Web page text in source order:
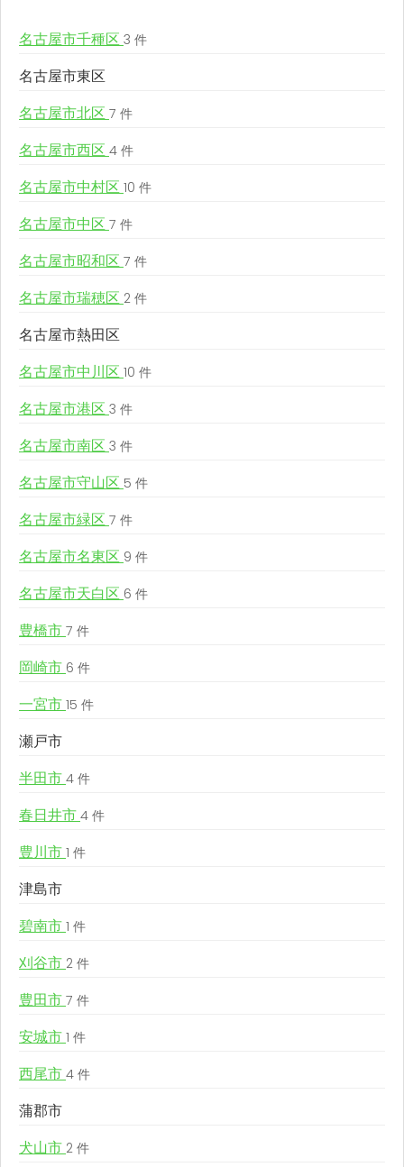
名古屋市千種区 3 件
名古屋市東区
名古屋市北区 7 件
名古屋市西区 4 件
名古屋市中村区 10 件
名古屋市中区 7 件
名古屋市昭和区 7 件
名古屋市瑞穂区 2 件
名古屋市熱田区
名古屋市中川区 10 件
名古屋市港区 3 件
名古屋市南区 3 件
名古屋市守山区 5 件
名古屋市緑区 7 件
名古屋市名東区 9 件
名古屋市天白区 6 件
豊橋市 7 件
岡崎市 6 件
一宮市 15 件
瀬戸市
半田市 4 件
春日井市 4 件
豊川市 1 件
津島市
碧南市 1 件
刈谷市 2 件
豊田市 7 件
安城市 1 件
西尾市 4 件
蒲郡市
犬山市 2 件